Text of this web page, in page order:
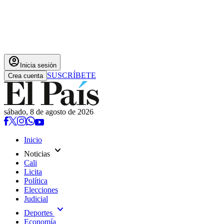
account_circle Inicia sesión
Crea cuenta SUSCRÍBETE
sábado, 8 de agosto de 2026
Inicio
Noticias expand_more
Cali
Licita
Política
Elecciones
Judicial
Deportes expand_more
Economía